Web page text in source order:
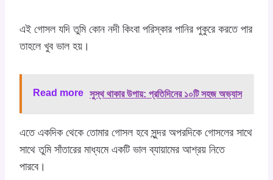
এই গোসল যদি তুমি কোন নদী কিংবা পরিস্কার পানির পুকুরে করতে পার
তাহলে খুব ভাল হয়।
Read more সুস্থ থাকার উপায়: প্রতিদিনের ১০টি সহজ অভ্যাস
এতে একদিক থেকে তোমার গোসল হবে সুন্দর অপরদিকে গোসলের সাথে
সাথে তুমি সাঁতারের মাধ্যমে একটি ভাল ব্যায়ামের আশ্রয় নিতে
পারবে।